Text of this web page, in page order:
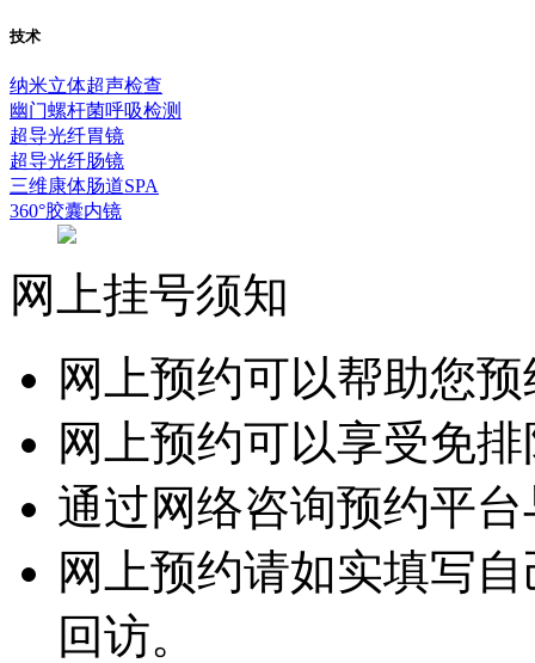
技术
纳米立体超声检查
幽门螺杆菌呼吸检测
超导光纤胃镜
超导光纤肠镜
三维康体肠道SPA
360°胶囊内镜
网上挂号须知
网上预约可以帮助您
网上预约可以享受免
通过网络咨询预约平
网上预约请如实填写
回访。